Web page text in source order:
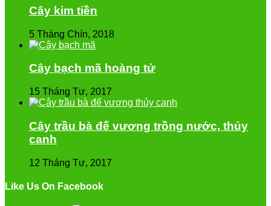
Cây kim tiền
5 Tháng Chín, 2018
Cây bạch mã hoàng tử
15 Tháng Tư, 2017
Cây trầu bà đế vương trồng nước, thủy
canh
12 Tháng Tư, 2017
Like Us On Facebook